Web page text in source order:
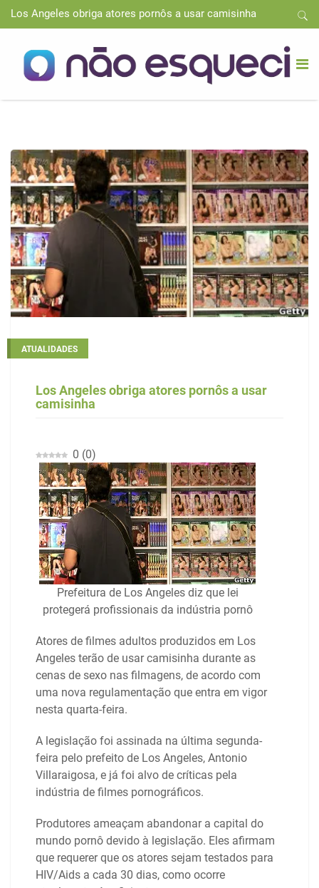
Los Angeles obriga atores pornôs a usar camisinha
ATUALIDADES
Los Angeles obriga atores pornôs a usar
camisinha
0 (0)
Prefeitura de Los Angeles diz que lei
protegerá profissionais da indústria pornô
Atores de filmes adultos produzidos em Los
Angeles terão de usar camisinha durante as
cenas de sexo nas filmagens, de acordo com
uma nova regulamentação que entra em vigor
nesta quarta-feira.
A legislação foi assinada na última segunda-
feira pelo prefeito de Los Angeles, Antonio
Villaraigosa, e já foi alvo de críticas pela
indústria de filmes pornográficos.
Produtores ameaçam abandonar a capital do
mundo pornô devido à legislação. Eles afirmam
que requerer que os atores sejam testados para
HIV/Aids a cada 30 dias, como ocorre